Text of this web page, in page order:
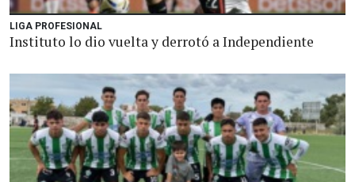
LIGA PROFESIONAL
Instituto lo dio vuelta y derrotó a Independiente